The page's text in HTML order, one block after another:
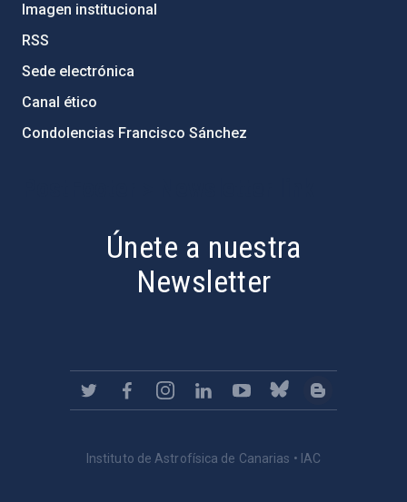
Imagen institucional
RSS
Sede electrónica
Canal ético
Condolencias Francisco Sánchez
Únete a nuestra
Newsletter
Instituto de Astrofísica de Canarias • IAC